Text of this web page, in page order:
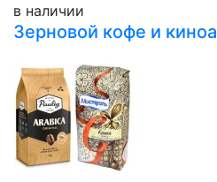
в наличии
Зерновой кофе и киноа